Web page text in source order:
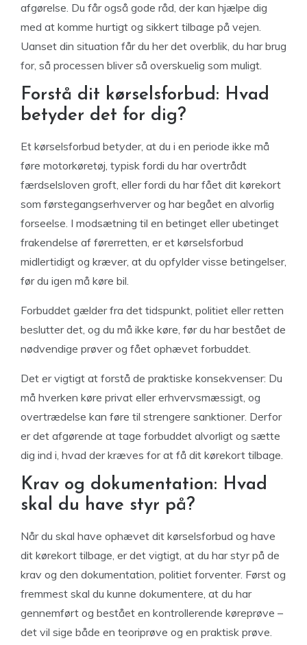
afgørelse. Du får også gode råd, der kan hjælpe dig
med at komme hurtigt og sikkert tilbage på vejen.
Uanset din situation får du her det overblik, du har brug
for, så processen bliver så overskuelig som muligt.
Forstå dit kørselsforbud: Hvad
betyder det for dig?
Et kørselsforbud betyder, at du i en periode ikke må
føre motorkøretøj, typisk fordi du har overtrådt
færdselsloven groft, eller fordi du har fået dit kørekort
som førstegangserhverver og har begået en alvorlig
forseelse. I modsætning til en betinget eller ubetinget
frakendelse af førerretten, er et kørselsforbud
midlertidigt og kræver, at du opfylder visse betingelser,
før du igen må køre bil.
Forbuddet gælder fra det tidspunkt, politiet eller retten
beslutter det, og du må ikke køre, før du har bestået de
nødvendige prøver og fået ophævet forbuddet.
Det er vigtigt at forstå de praktiske konsekvenser: Du
må hverken køre privat eller erhvervsmæssigt, og
overtrædelse kan føre til strengere sanktioner. Derfor
er det afgørende at tage forbuddet alvorligt og sætte
dig ind i, hvad der kræves for at få dit kørekort tilbage.
Krav og dokumentation: Hvad
skal du have styr på?
Når du skal have ophævet dit kørselsforbud og have
dit kørekort tilbage, er det vigtigt, at du har styr på de
krav og den dokumentation, politiet forventer. Først og
fremmest skal du kunne dokumentere, at du har
gennemført og bestået en kontrollerende køreprøve –
det vil sige både en teoriprøve og en praktisk prøve.